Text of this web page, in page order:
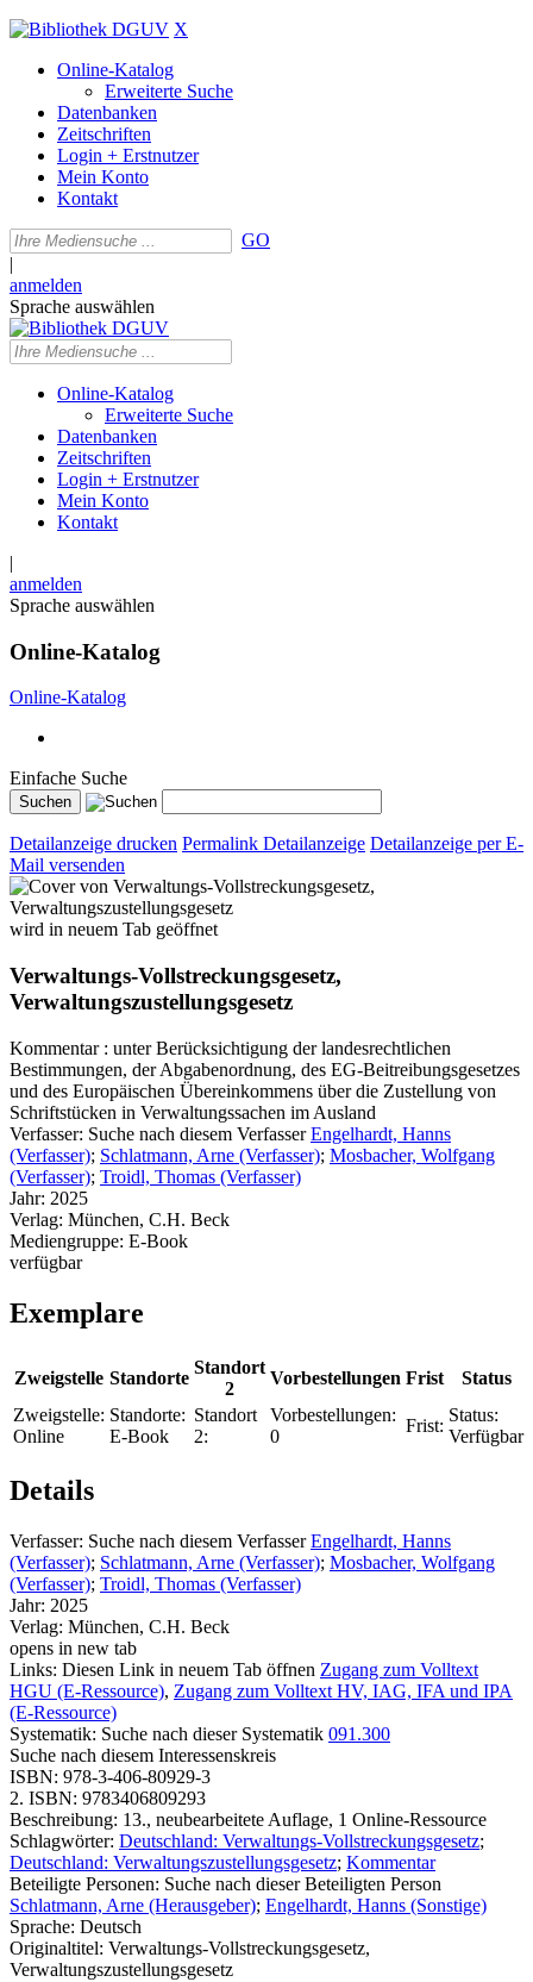
X
Online-Katalog
Erweiterte Suche
Datenbanken
Zeitschriften
Login + Erstnutzer
Mein Konto
Kontakt
GO
|
anmelden
Sprache auswählen
Online-Katalog
Erweiterte Suche
Datenbanken
Zeitschriften
Login + Erstnutzer
Mein Konto
Kontakt
|
anmelden
Sprache auswählen
Online-Katalog
Online-Katalog
Einfache Suche
Detailanzeige drucken Permalink Detailanzeige Detailanzeige per E-
Mail versenden
wird in neuem Tab geöffnet
Verwaltungs-Vollstreckungsgesetz,
Verwaltungszustellungsgesetz
Kommentar : unter Berücksichtigung der landesrechtlichen
Bestimmungen, der Abgabenordnung, des EG-Beitreibungsgesetzes
und des Europäischen Übereinkommens über die Zustellung von
Schriftstücken in Verwaltungssachen im Ausland
Verfasser: Suche nach diesem Verfasser Engelhardt, Hanns
(Verfasser); Schlatmann, Arne (Verfasser); Mosbacher, Wolfgang
(Verfasser); Troidl, Thomas (Verfasser)
Jahr: 2025
Verlag: München, C.H. Beck
Mediengruppe: E-Book
verfügbar
Exemplare
Zweigstelle Standorte
Standort
2
Vorbestellungen Frist
Status
Zweigstelle:
Online
Standorte:
E-Book
Standort
2:
Vorbestellungen:
0
Frist:
Status:
Verfügbar
Details
Verfasser: Suche nach diesem Verfasser Engelhardt, Hanns
(Verfasser); Schlatmann, Arne (Verfasser); Mosbacher, Wolfgang
(Verfasser); Troidl, Thomas (Verfasser)
Jahr: 2025
Verlag: München, C.H. Beck
opens in new tab
Links: Diesen Link in neuem Tab öffnen Zugang zum Volltext
HGU (E-Ressource), Zugang zum Volltext HV, IAG, IFA und IPA
(E-Ressource)
Systematik: Suche nach dieser Systematik 091.300
Suche nach diesem Interessenskreis
ISBN: 978-3-406-80929-3
2. ISBN: 9783406809293
Beschreibung: 13., neubearbeitete Auflage, 1 Online-Ressource
Schlagwörter: Deutschland: Verwaltungs-Vollstreckungsgesetz;
Deutschland: Verwaltungszustellungsgesetz; Kommentar
Beteiligte Personen: Suche nach dieser Beteiligten Person
Schlatmann, Arne (Herausgeber); Engelhardt, Hanns (Sonstige)
Sprache: Deutsch
Originaltitel: Verwaltungs-Vollstreckungsgesetz,
Verwaltungszustellungsgesetz